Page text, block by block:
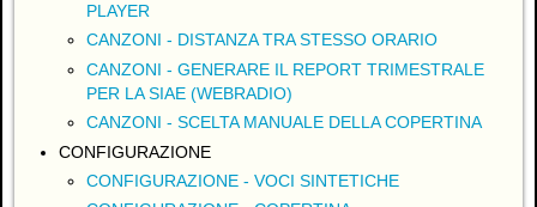
PLAYER
CANZONI - DISTANZA TRA STESSO ORARIO
CANZONI - GENERARE IL REPORT TRIMESTRALE
PER LA SIAE (WEBRADIO)
CANZONI - SCELTA MANUALE DELLA COPERTINA
CONFIGURAZIONE
CONFIGURAZIONE - VOCI SINTETICHE